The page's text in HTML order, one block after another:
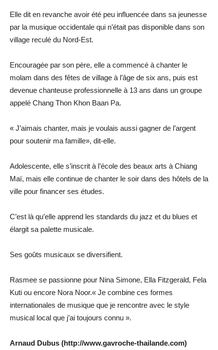
Elle dit en revanche avoir été peu influencée dans sa jeunesse
par la musique occidentale qui n’était pas disponible dans son
village reculé du Nord-Est.
Encouragée par son père, elle a commencé à chanter le
molam dans des fêtes de village à l’âge de six ans, puis est
devenue chanteuse professionnelle à 13 ans dans un groupe
appelé Chang Thon Khon Baan Pa.
« J’aimais chanter, mais je voulais aussi gagner de l’argent
pour soutenir ma famille», dit-elle.
Adolescente, elle s’inscrit à l’école des beaux arts à Chiang
Maï, mais elle continue de chanter le soir dans des hôtels de la
ville pour financer ses études.
C’est là qu’elle apprend les standards du jazz et du blues et
élargit sa palette musicale.
Ses goûts musicaux se diversifient.
Rasmee se passionne pour Nina Simone, Ella Fitzgerald, Fela
Kuti ou encore Nora Noor.« Je combine ces formes
internationales de musique que je rencontre avec le style
musical local que j’ai toujours connu ».
Arnaud Dubus (http://www.gavroche-thailande.com)